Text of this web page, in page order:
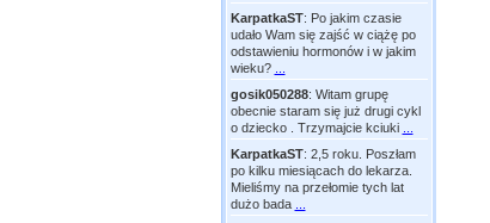
KarpatkaST: Po jakim czasie
udało Wam się zajść w ciążę po
odstawieniu hormonów i w jakim
wieku?
gosik050288: Witam grupę
obecnie staram się już drugi cykl
o dziecko . Trzymajcie kciuki
KarpatkaST: 2,5 roku. Poszłam
po kilku miesiącach do lekarza.
Mieliśmy na przełomie tych lat
dużo bada